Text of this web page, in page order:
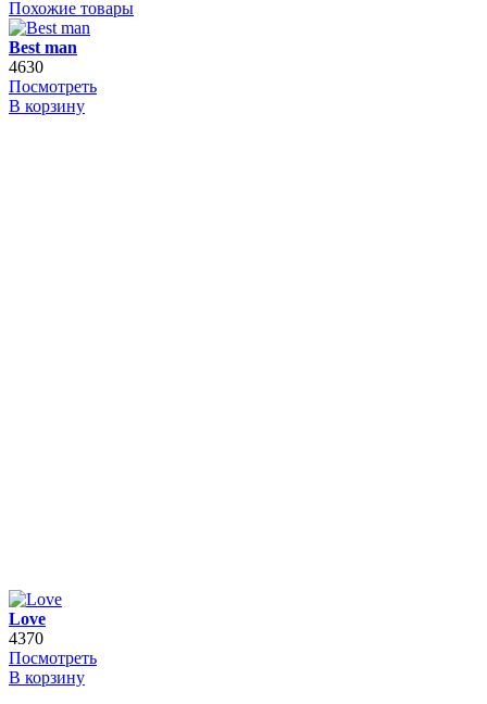
Похожие товары
Best man
4630
Посмотреть
В корзину
Love
4370
Посмотреть
В корзину